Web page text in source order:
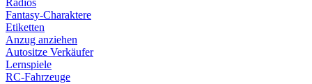
Radios
Fantasy-Charaktere
Etiketten
Anzug anziehen
Autositze Verkäufer
Lernspiele
RC-Fahrzeuge